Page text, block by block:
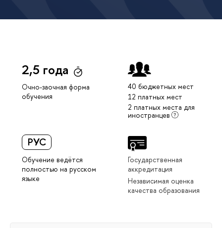
2,5 года
Очно-заочная форма
обучения
40 бюджетных мест
12 платных мест
2 платных места для
иностранцев
РУС
Обучение ведётся
полностью на русском
языке
Государственная
аккредитация
Независимая оценка
качества образования